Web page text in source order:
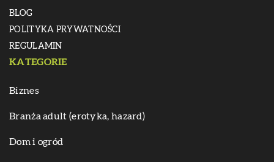
BLOG
POLITYKA PRYWATNOŚCI
REGULAMIN
KATEGORIE
Biznes
Branża adult (erotyka, hazard)
Dom i ogród